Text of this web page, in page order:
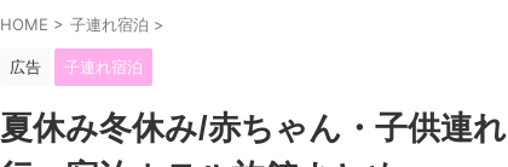
HOME > 子連れ宿泊 >
広告 子連れ宿泊
夏休み冬休み/赤ちゃん・子供連